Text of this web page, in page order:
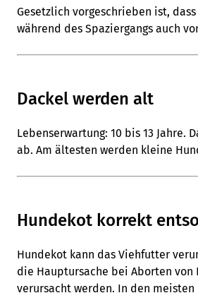
Gesetzlich vorgeschrieben ist,
während des Spaziergangs auch
Dackel werden alt
Lebenserwartung: 10 bis 13 Jahre.
ab. Am ältesten werden kleine
Hundekot korrekt
Hundekot kann das Viehfutter
die Hauptursache bei Aborten
verursacht werden. In den